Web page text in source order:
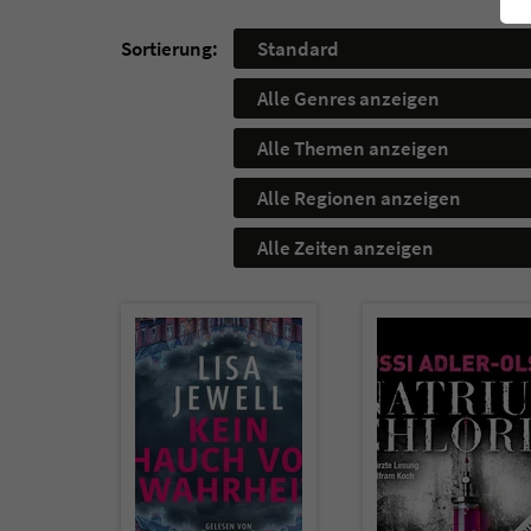
Sortierung:
Standard
Alle Genres anzeigen
Alle Themen anzeigen
Alle Regionen anzeigen
Alle Zeiten anzeigen